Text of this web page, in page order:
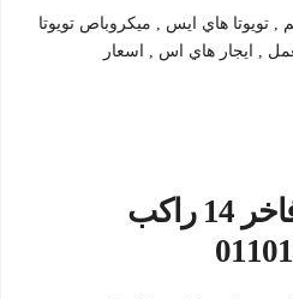
الشكل القديم , تويوتا هاي ايس , ميكروباص تويوتا
, ايجار هاي اس , اسعار
ايجار ميكروباص فاخر 14 راكب